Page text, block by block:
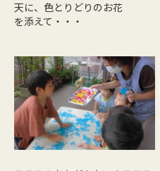
天に、色とりどりのお花
を添えて・・・